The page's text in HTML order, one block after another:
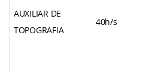
AUXILIAR DE
TOPOGRAFIA
40h/s